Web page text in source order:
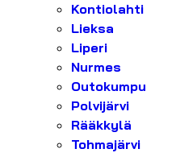
Kontiolahti
Lieksa
Liperi
Nurmes
Outokumpu
Polvijärvi
Rääkkylä
Tohmajärvi